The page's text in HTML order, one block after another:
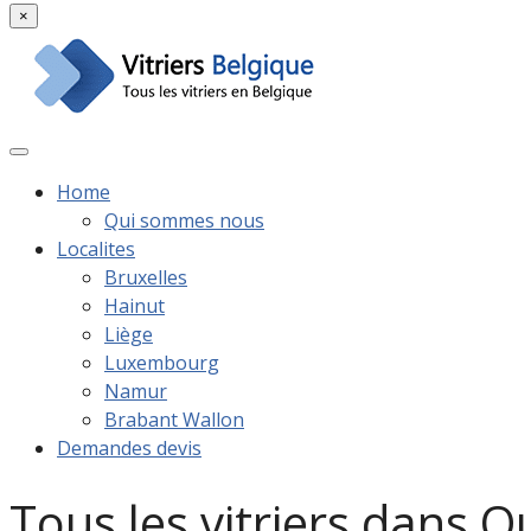
×
Home
Qui sommes nous
Localites
Bruxelles
Hainut
Liège
Luxembourg
Namur
Brabant Wallon
Demandes devis